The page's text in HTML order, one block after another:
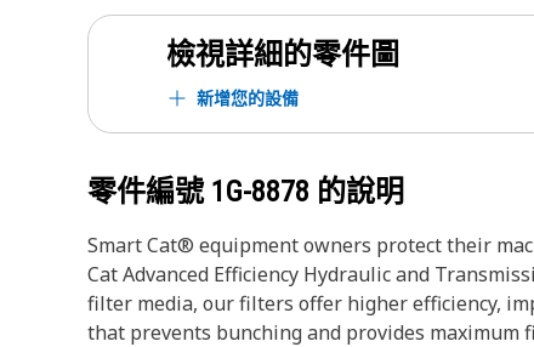
檢視詳細的零件圖
新增您的設備
零件編號 1G-8878 的說明
Smart Cat® equipment owners protect their
Cat Advanced Efficiency Hydraulic and
filter media, our filters offer higher efficiency,
that prevents bunching and provides